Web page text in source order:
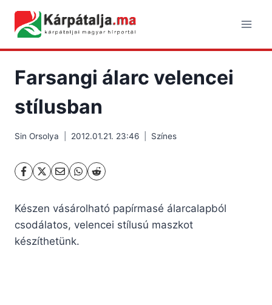
content
Farsangi álarc velencei
stílusban
Sin Orsolya 2012.01.21. 23:46 Színes
Készen vásárolható papírmasé álarcalapból
csodálatos, velencei stílusú maszkot
készíthetünk.